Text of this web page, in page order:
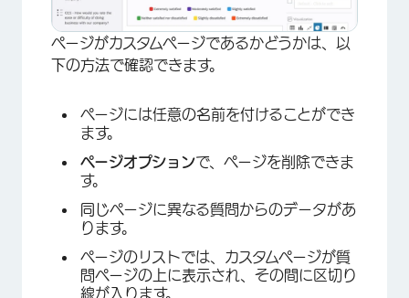
×
ページがカスタムページであるかどうかは、以
下の方法で確認できます。
ページには任意の名前を付けることができ
ます。
ページオプションで、ページを削除できま
す。
同じページに異なる質問からのデータがあ
ります。
ページのリストでは、カスタムページが質
問ページの上に表示され、その間に区切り
線が入ります。